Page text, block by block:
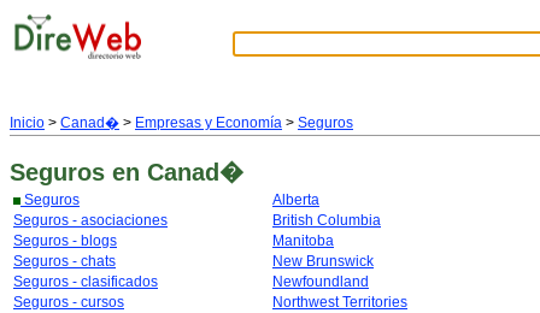
Inicio > Canad� > Empresas y Economía > Seguros
Seguros en Canad�
Seguros
Seguros - asociaciones
Seguros - blogs
Seguros - chats
Seguros - clasificados
Seguros - cursos
Alberta
British Columbia
Manitoba
New Brunswick
Newfoundland
Northwest Territories